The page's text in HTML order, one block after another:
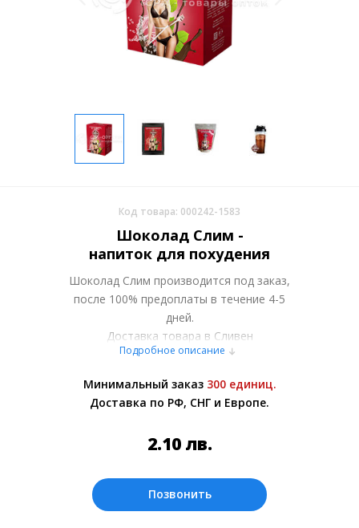
Код товара: 000242-1583
Шоколад Слим -
напиток для похудения
Шоколад Слим производится под заказ,
после 100% предоплаты в течение 4-5
дней.
Доставка товара в Сливен
осуществляется курьерскими службами
Более подробно при обсуждении заказа с
менеджером.
сайте представлены по курсу ЦБ РФ на
0.269175 лв.
Подробное описание
Минимальный заказ 300 единиц.
Доставка по РФ, СНГ и Европе.
2.10 лв.
Позвонить